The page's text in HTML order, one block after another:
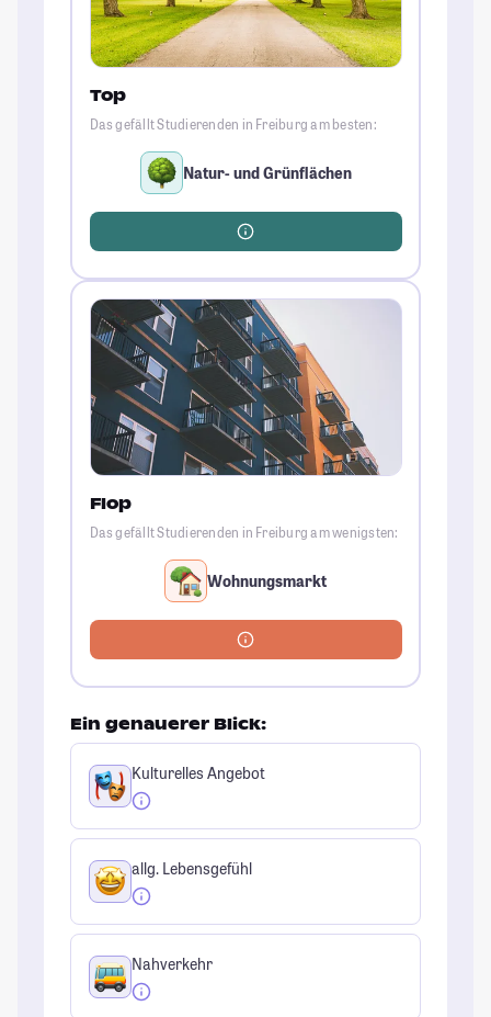
Top
Das gefällt Studierenden in Freiburg am besten:
Natur- und Grünflächen
Flop
Das gefällt Studierenden in Freiburg am wenigsten:
Wohnungsmarkt
Ein genauerer Blick:
Kulturelles Angebot
allg. Lebensgefühl
Nahverkehr